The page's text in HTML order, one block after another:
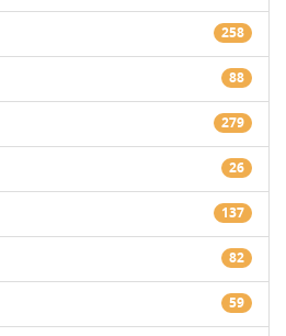
258
88
279
26
137
82
59